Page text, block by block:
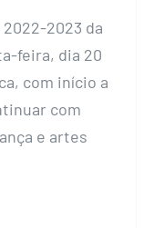
2023 da
feira, dia 20
com início a
com
e artes